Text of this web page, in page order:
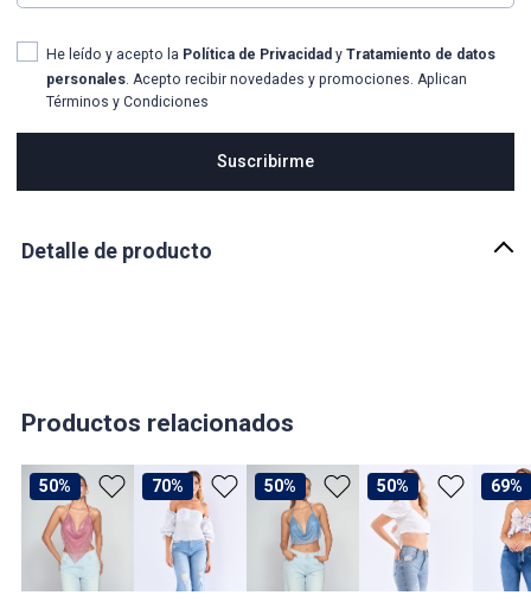
He leído y acepto la Política de Privacidad y Tratamiento de datos
personales. Acepto recibir novedades y promociones. Aplican
Términos y Condiciones
Suscribirme
Detalle de producto
COLOMBIA
BAGUER
Cuidado y Lavado
GENERAL, LAVAR EN MAQUINA, NO USAR BLANQUEADORES,
LAVAR Y SECAR CON COLORES SIMILARES, PLANCHAR A
TEMPERATURA TIBIA
Productos relacionados
50% 70% 50% 50% 69%